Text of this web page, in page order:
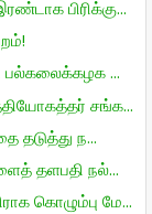
பிரிக்கு...
பல்கலைக்கழக ...
சங்க...
தடுத்து ந...
தளபதி நல்...
கொழும்பு மே...